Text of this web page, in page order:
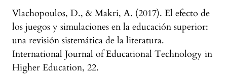
Vlachopoulos, D., & Makri, A. (2017). El efecto de
los juegos y simulaciones en la educación superior:
una revisión sistemática de la literatura.
International Journal of Educational Technology in
Higher Education, 22.